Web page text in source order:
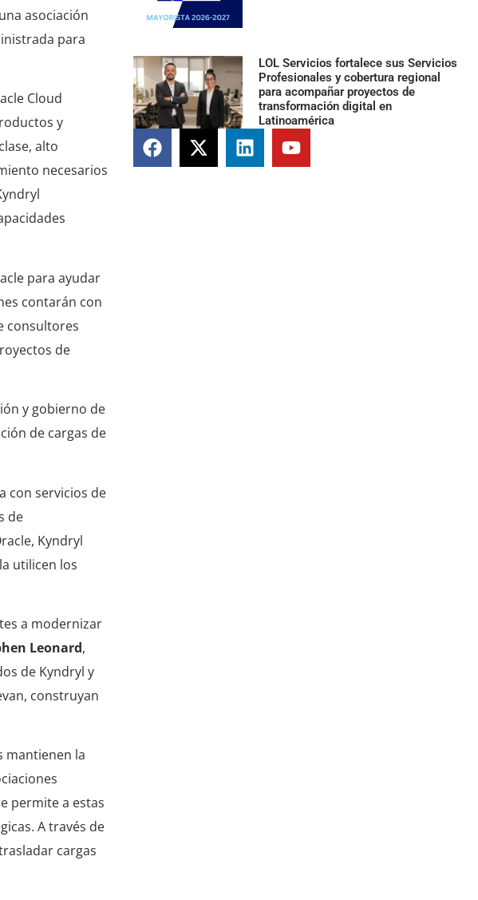
LOL Servicios fortalece sus Servicios
Profesionales y cobertura regional
para acompañar proyectos de
transformación digital en
Latinoamérica
asociación
para
Cloud
y
alto
necesarios
para ayudar
contarán con
consultores
de
y gobierno de
de cargas de
con servicios de
de
Kyndryl
utilicen los
a modernizar
Leonard,
de Kyndryl y
construyan
mantienen la
permite a estas
A través de
cargas